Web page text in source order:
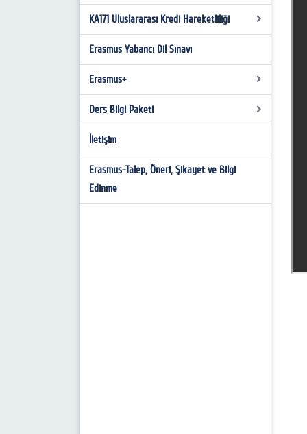
Girişimi
Bachelor’s Degree
Master’s Degree
Doctorate Degree
KA171 Uluslararası Kredi Hareketliliği
PARTNER IDENTIFICATION FORM (PIF)
KA171 Başvuru Hazırlık Süreci
Erasmus Yabancı Dil Sınavı
Erasmus+
Personellerimiz
Koordinatör Listesi/Coordinators
Erasmus Öğrenci Beyannamesi
Erasmus+ Değişim Sayıları
Ders Bilgi Paketi
Not Dönüşüm Tablosu
İletişim
Erasmus-Talep, Öneri, Şikayet ve Bilgi
Edinme